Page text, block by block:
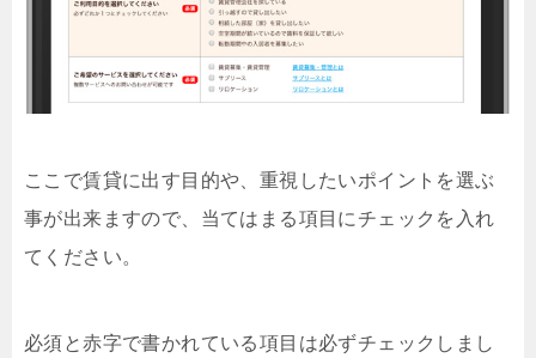
ここで賃貸に出す目的や、重視したいポイントを選ぶ
事が出来ますので、当てはまる項目にチェックを入れ
てください。
必須と赤字で書かれている項目は必ずチェックしまし